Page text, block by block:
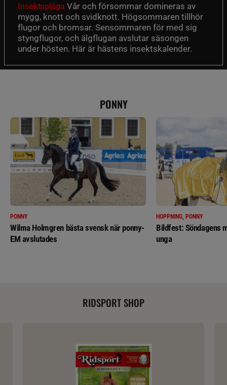
Insektsplåga Vår och försommar domineras av
mygg, knott och svidknott. Högsommaren tillhör
flugor och bromsar. Sensommaren för med sig
styngflugor, och älgflugan avslutar säsongen
under hösten. Här är hästens insektskalender.
PONNY
PONNY
Wilma Holmgren bästa svensk när ponny-
EM avslutades
HOPPNING, PONNY
Bildfest: Söndagens
unga
RIDSPORT SHOP